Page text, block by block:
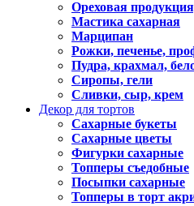
Ореховая
Мастика сахарная
Марципан
Рожки, печенье,
Пудра, крахмал,
Сиропы, гели
Сливки, сыр, крем
Декор для тортов
Сахарные букеты
Сахарные цветы
Фигурки сахарные
Топперы съедобные
Посыпки сахарные
Топперы в торт